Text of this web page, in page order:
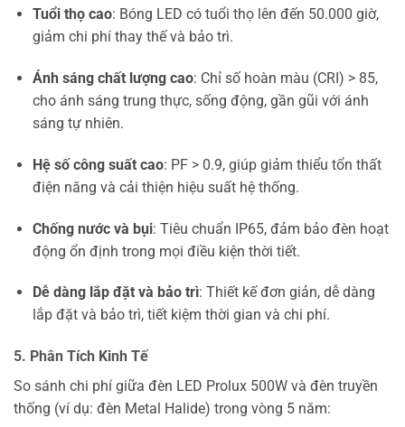
Tuổi thọ cao: Bóng LED có tuổi thọ lên đến 50.000 giờ,
giảm chi phí thay thế và bảo trì.
Ánh sáng chất lượng cao: Chỉ số hoàn màu (CRI) > 85,
cho ánh sáng trung thực, sống động, gần gũi với ánh
sáng tự nhiên.
Hệ số công suất cao: PF > 0.9, giúp giảm thiểu tổn thất
điện năng và cải thiện hiệu suất hệ thống.
Chống nước và bụi: Tiêu chuẩn IP65, đảm bảo đèn hoạt
động ổn định trong mọi điều kiện thời tiết.
Dễ dàng lắp đặt và bảo trì: Thiết kế đơn giản, dễ dàng
lắp đặt và bảo trì, tiết kiệm thời gian và chi phí.
5. Phân Tích Kinh Tế
So sánh chi phí giữa đèn LED Prolux 500W và đèn truyền
thống (ví dụ: đèn Metal Halide) trong vòng 5 năm: